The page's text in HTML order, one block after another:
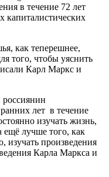
в течение 72 лет
капиталистических
как теперешнее,
того, чтобы уяснить
Карл Маркс и
лет в течение
изучать жизнь,
ещё лучше того, как
изучать произведения
Карла Маркса и